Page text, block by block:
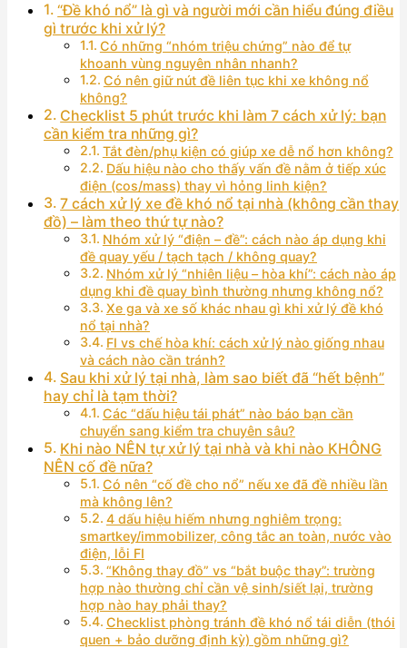
“Đề khó nổ” là gì và người mới cần hiểu đúng điều
gì trước khi xử lý?
Có những “nhóm triệu chứng” nào để tự
khoanh vùng nguyên nhân nhanh?
Có nên giữ nút đề liên tục khi xe không nổ
không?
Checklist 5 phút trước khi làm 7 cách xử lý: bạn
cần kiểm tra những gì?
Tắt đèn/phụ kiện có giúp xe dễ nổ hơn không?
Dấu hiệu nào cho thấy vấn đề nằm ở tiếp xúc
điện (cos/mass) thay vì hỏng linh kiện?
7 cách xử lý xe đề khó nổ tại nhà (không cần thay
đồ) – làm theo thứ tự nào?
Nhóm xử lý “điện – đề”: cách nào áp dụng khi
đề quay yếu / tạch tạch / không quay?
Nhóm xử lý “nhiên liệu – hòa khí”: cách nào áp
dụng khi đề quay bình thường nhưng không nổ?
Xe ga và xe số khác nhau gì khi xử lý đề khó
nổ tại nhà?
FI vs chế hòa khí: cách xử lý nào giống nhau
và cách nào cần tránh?
Sau khi xử lý tại nhà, làm sao biết đã “hết bệnh”
hay chỉ là tạm thời?
Các “dấu hiệu tái phát” nào báo bạn cần
chuyển sang kiểm tra chuyên sâu?
Khi nào NÊN tự xử lý tại nhà và khi nào KHÔNG
NÊN cố đề nữa?
Có nên “cố đề cho nổ” nếu xe đã đề nhiều lần
mà không lên?
4 dấu hiệu hiếm nhưng nghiêm trọng:
smartkey/immobilizer, công tắc an toàn, nước vào
điện, lỗi FI
“Không thay đồ” vs “bắt buộc thay”: trường
hợp nào thường chỉ cần vệ sinh/siết lại, trường
hợp nào hay phải thay?
Checklist phòng tránh đề khó nổ tái diễn (thói
quen + bảo dưỡng định kỳ) gồm những gì?